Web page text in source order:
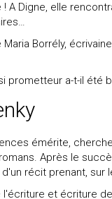
A Digne, elle
Borrély,
prometteur a-t-il été
émérite,
Après le
récit prenant,
l'écriture et écriture